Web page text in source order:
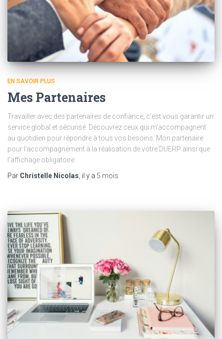
EN SAVOIR PLUS
Mes Partenaires
Travailler avec des partenaires de confiance, c’est vous garantir un
service global et sécurisé. Découvrez ceux qui m’accompagnent
au quotidien pour répondre à tous vos besoins. Mon partenaire
pour l’accompagnement à la réalisation de votre DUERP ainsi que
l’affichage obligatoire
Par Christelle Nicolas , il y a 5 mois